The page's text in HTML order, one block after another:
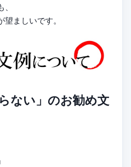
ましいです。
ない」のお勧め文